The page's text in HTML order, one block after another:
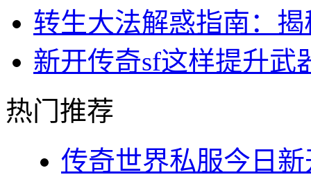
转生大法解惑指南：
新开传奇sf这样提升武
热门推荐
传奇世界私服今日